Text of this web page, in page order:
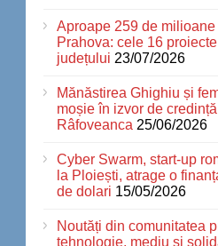
Aproape 259 de
Prahova: cele 16
județului 23/07/2026
Mănăstirea Ghighiu și
moșie în izvor de
Râfoveanca 25/06/2026
Cyber Swarm, start-up
la Ploiești, atrage o
de dolari 15/05/2026
Noutăți din comunitatea
tehnologie, mediu și